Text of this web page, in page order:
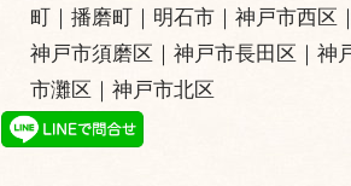
町 ｜播磨町 ｜ 明石市 ｜神戸市西区
神戸市須磨区 ｜神戸市長田区 ｜神
市灘区 ｜神戸市北区